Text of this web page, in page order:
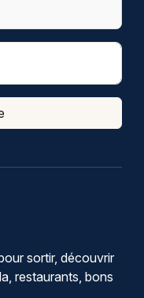
sortir, découvrir
restaurants, bons